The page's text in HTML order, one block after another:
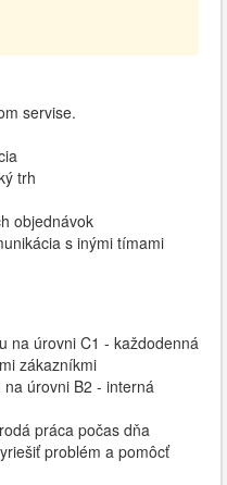
servise.
trh
objednávok
s inými tímami
na úrovni C1 - každodenná
zákazníkmi
úrovni B2 - interná
práca počas dňa
problém a pomôcť